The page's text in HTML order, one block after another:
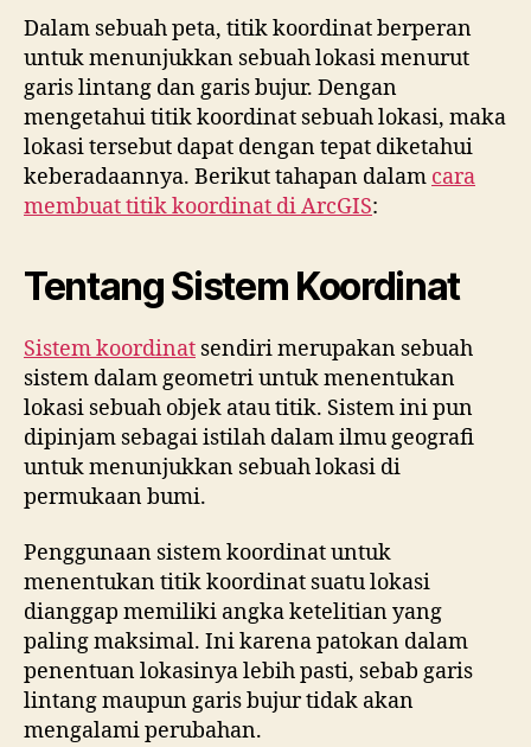
Dalam sebuah peta, titik koordinat berperan
untuk menunjukkan sebuah lokasi menurut
garis lintang dan garis bujur. Dengan
mengetahui titik koordinat sebuah lokasi, maka
lokasi tersebut dapat dengan tepat diketahui
keberadaannya. Berikut tahapan dalam cara
membuat titik koordinat di ArcGIS:
Tentang Sistem Koordinat
Sistem koordinat sendiri merupakan sebuah
sistem dalam geometri untuk menentukan
lokasi sebuah objek atau titik. Sistem ini pun
dipinjam sebagai istilah dalam ilmu geografi
untuk menunjukkan sebuah lokasi di
permukaan bumi.
Penggunaan sistem koordinat untuk
menentukan titik koordinat suatu lokasi
dianggap memiliki angka ketelitian yang
paling maksimal. Ini karena patokan dalam
penentuan lokasinya lebih pasti, sebab garis
lintang maupun garis bujur tidak akan
mengalami perubahan.